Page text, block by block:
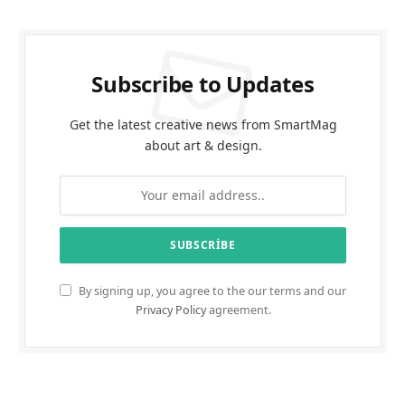
Subscribe to Updates
Get the latest creative news from SmartMag
about art & design.
By signing up, you agree to the our terms and our
Privacy Policyagreement.